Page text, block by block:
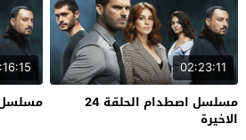
02:23:11
مسلسل اصطدام الحلقة 24
الاخيرة
مسلسل